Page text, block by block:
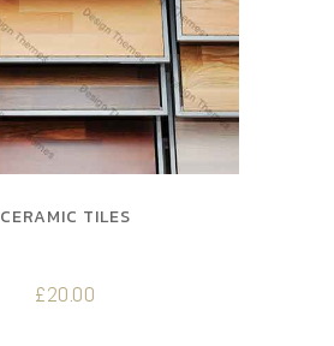
CERAMIC TILES
£20.00